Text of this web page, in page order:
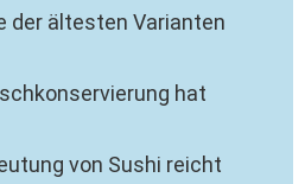
der ältesten Varianten
hat
von Sushi reicht